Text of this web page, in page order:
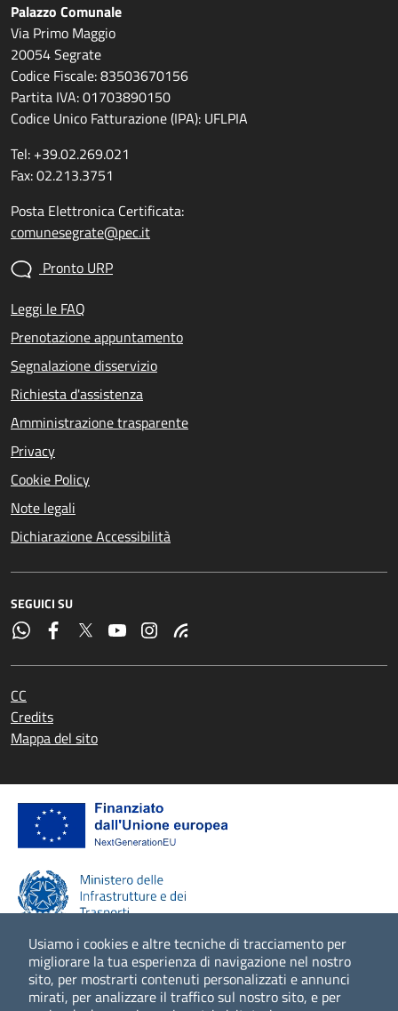
Usiamo i cookies e altre tecniche di tracciamento per
migliorare la tua esperienza di navigazione nel nostro
sito, per mostrarti contenuti personalizzati e annunci
mirati, per analizzare il traffico sul nostro sito, e per
Palazzo Comunale
Via Primo Maggio
20054 Segrate
Codice Fiscale: 83503670156
Partita IVA: 01703890150
Codice Unico Fatturazione (IPA): UFLPIA
Tel: +39.02.269.021
Fax: 02.213.3751
Posta Elettronica Certificata:
comunesegrate@pec.it
Pronto URP
Leggi le FAQ
Prenotazione appuntamento
Segnalazione disservizio
Richiesta d'assistenza
Amministrazione trasparente
Privacy
Cookie Policy
Note legali
Dichiarazione Accessibilità
SEGUICI SU
CC
Credits
Mappa del sito
Scopri di più